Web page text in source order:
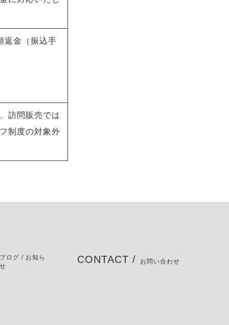
返金（振込手
訪問販売では
制度の対象外
ブログ / お知ら
せ
CONTACT / お問い合わせ